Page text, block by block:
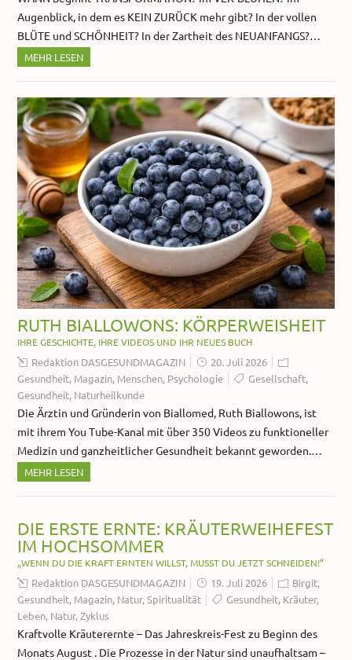
Augenblick, in dem es KEIN ZURÜCK mehr gibt? In der vollen
BLÜTE und SCHÖNHEIT? In der Zartheit des NEUANFANGS?…
MEHR LESEN
RUTH BIALLOWONS: KÖRPERWEISHEIT
IHRE GESCHICHTE, IHRE VIDEOS UND IHR NEUES BUCH
Redaktion DASGESUNDMAGAZIN
20. Juli 2026
Gesundheit, Magazin, Menschen, Psychologie Gesellschaft,
Gesundheit, Naturheilkunde
Die Ärztin und Gründerin von Biallomed, Ruth Biallowons, ist
mit ihrem You Tube-Kanal mit über 350 Videos zu funktioneller
Medizin und ganzheitlicher Gesundheit bekannt geworden.…
MEHR LESEN
DIE ERSTE ERNTE: KRÄUTERWEIHEFEST
IM HOCHSOMMER
„WENN DU DIE KRAFT ERNTEN WILLST, MUSST DU JETZT SCHNEIDEN!“
Redaktion DASGESUNDMAGAZIN 19. Juli 2026 Birgit,
Gesundheit, Magazin, Natur,Spiritualität Gesundheit, Kräuter,
Leben, Natur,Zyklus
Kraftvolle Kräuterernte – Das Jahreskreis-Fest zu Beginn des
Monats August . Die Prozesse in der Natur sind unaufhaltsam –